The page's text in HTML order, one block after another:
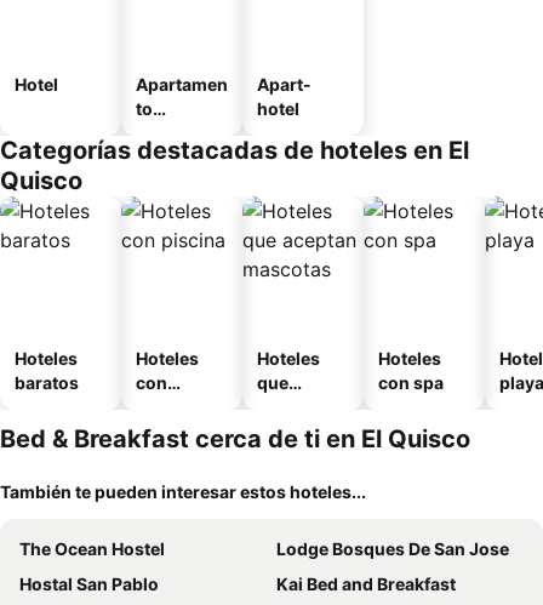
Hotel
Apartamen
to
o
Apart-
hotel
Categorías destacadas de hoteles en El
Quisco
Hoteles
baratos
Hoteles
con
Hoteles
que
mascotas
Hoteles
con spa
playa
Bed & Breakfast cerca de ti en El Quisco
También te pueden interesar estos hoteles...
The Ocean Hostel
Lodge Bosques De San Jose
Hostal San Pablo
Kai Bed and Breakfast